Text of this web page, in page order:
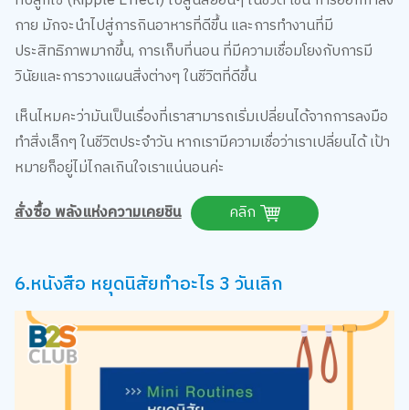
ประสิทธิภาพมากขึ้น, การเก็บที่นอน ที่มีความเชื่อมโยงกับการมี
วินัยและการวางแผนสิ่งต่างๆ ในชีวิตที่ดีขึ้น
ทำสิ่งเล็กๆ ในชีวิตประจำวัน หากเรามีความเชื่อว่าเราเปลี่ยนได้ เป้า
หมายก็อยู่ไม่ไกลเกินใจเราแน่นอนค่ะ
คลิก